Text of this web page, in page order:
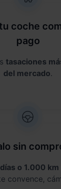
coche
pago
tasaciones
del mercado.
sin
o 1.000
convence,